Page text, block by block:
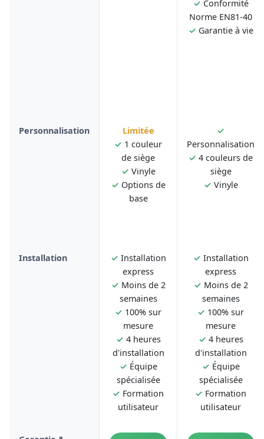
✓ Conformité
Norme EN81-40
✓ Garantie à vie
Personnalisation
Limitée
✓ 1 couleur
de siège
✓ Vinyle
✓ Options de
base
✓
Personnalisation
✓ 4 couleurs de
siège
✓ Vinyle
Installation ✓ Installation
express
✓ Moins de 2
semaines
✓ 100% sur
mesure
✓ 4 heures
d'installation
✓ Équipe
spécialisée
✓ Formation
utilisateur
✓ Installation
express
✓ Moins de 2
semaines
✓ 100% sur
mesure
✓ 4 heures
d'installation
✓ Équipe
spécialisée
✓ Formation
utilisateur